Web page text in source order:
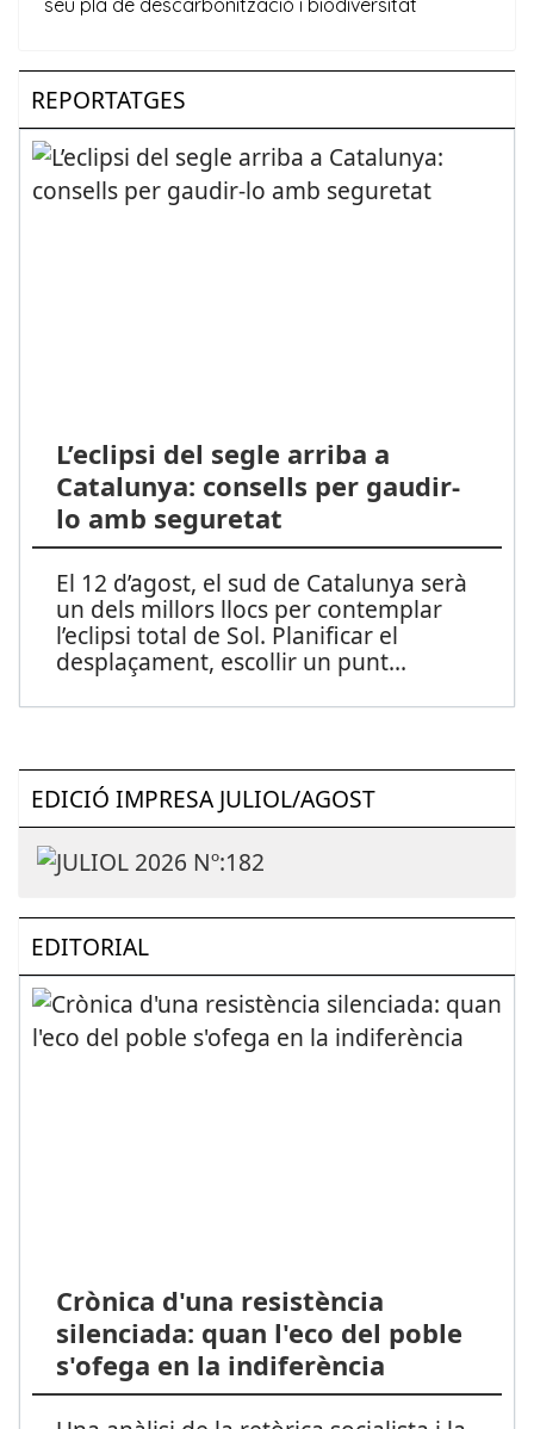
REPORTATGES
L’eclipsi del segle arriba a
Catalunya: consells per gaudir-
lo amb seguretat
El 12 d’agost, el sud de Catalunya serà
un dels millors llocs per contemplar
l’eclipsi total de Sol. Planificar el
desplaçament, escollir un punt...
EDICIÓ IMPRESA JULIOL/AGOST
EDITORIAL
Crònica d'una resistència
silenciada: quan l'eco del poble
s'ofega en la indiferència